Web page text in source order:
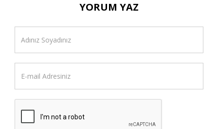
YORUM YAZ